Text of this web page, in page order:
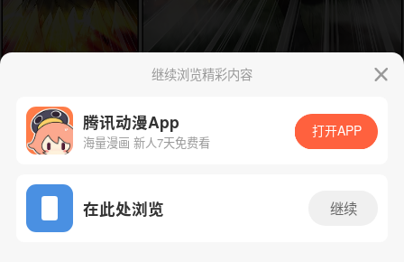
App免费看
下一话 腾漫App免费看
继续浏览精彩内容
腾讯动漫App
海量漫画 新人7天免费看
打开APP
在此处浏览 继续